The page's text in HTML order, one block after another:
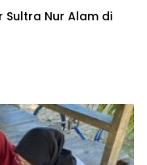
Sultra Nur Alam di